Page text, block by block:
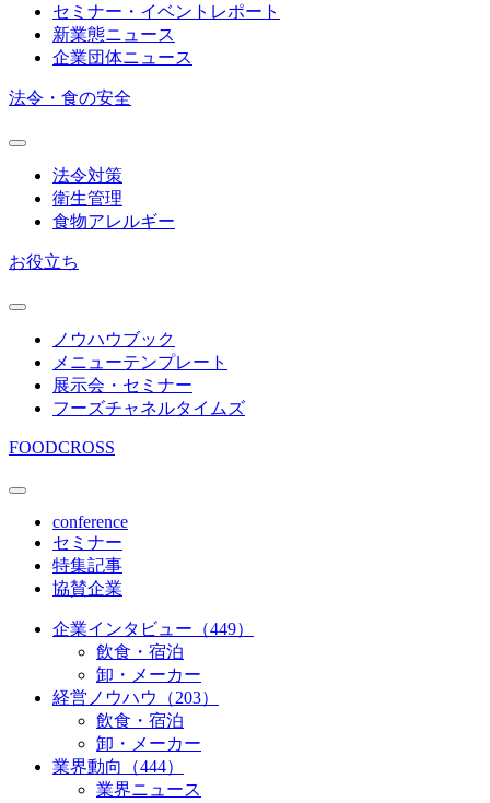
セミナー・イベントレポート
新業態ニュース
企業団体ニュース
法令・食の安全
法令対策
衛生管理
食物アレルギー
お役立ち
ノウハウブック
メニューテンプレート
展示会・セミナー
フーズチャネルタイムズ
FOODCROSS
conference
セミナー
特集記事
協賛企業
企業インタビュー（449）
飲食・宿泊
卸・メーカー
経営ノウハウ（203）
飲食・宿泊
卸・メーカー
業界動向（444）
業界ニュース